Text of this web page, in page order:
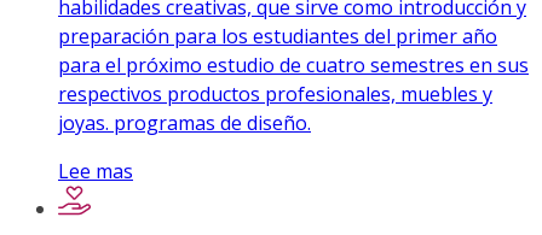
habilidades creativas, que sirve como introducción y
preparación para los estudiantes del primer año
para el próximo estudio de cuatro semestres en sus
respectivos productos profesionales, muebles y
joyas. programas de diseño.
Lee mas